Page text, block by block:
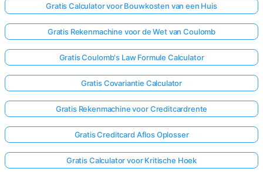
Gratis Calculator voor Bouwkosten van een Huis
Gratis Rekenmachine voor de Wet van Coulomb
Gratis Coulomb's Law Formule Calculator
Gratis Covariantie Calculator
Gratis Rekenmachine voor Creditcardrente
Gratis Creditcard Aflos Oplosser
Gratis Calculator voor Kritische Hoek